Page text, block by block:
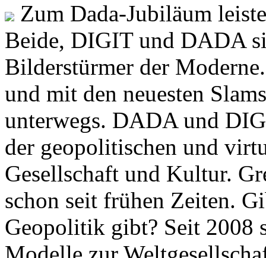
Zum Dada-Jubiläum
Beide, DIGIT und DADA
Bilderstürmer der
und mit den neuesten
unterwegs. DADA und
der geopolitischen und
Gesellschaft und Kultur.
schon seit frühen Zeiten.
Geopolitik gibt? Seit 2008